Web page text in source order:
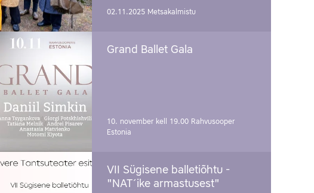
02.11.2025 Metsakalmistu
Grand Ballet Gala
10. november kell 19.00 Rahvusooper
Estonia
VII Sügisene balletiõhtu -
"NAT´ike armastusest"